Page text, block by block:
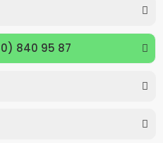
840 95 87